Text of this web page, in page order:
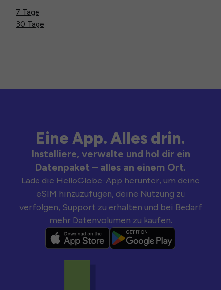
7 Tage
30 Tage
Eine App. Alles drin.
Installiere, verwalte und hol dir ein
Datenpaket – alles an einem Ort.
Lade die HelloGlobe-App herunter, um deine
eSIM hinzuzufügen, deine Nutzung zu
verfolgen, Support zu erhalten und bei Bedarf
mehr Datenvolumen zu kaufen.